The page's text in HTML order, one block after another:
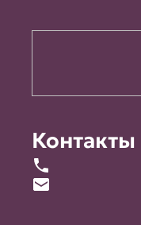
Контакты